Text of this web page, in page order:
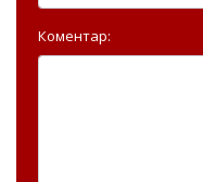
Коментар: